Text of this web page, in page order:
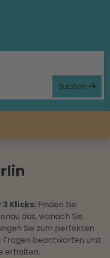
Suchen
Klicks: Finden Sie
das, wonach Sie
Sie zum perfekten
Fragen beantworten und
erhalten.